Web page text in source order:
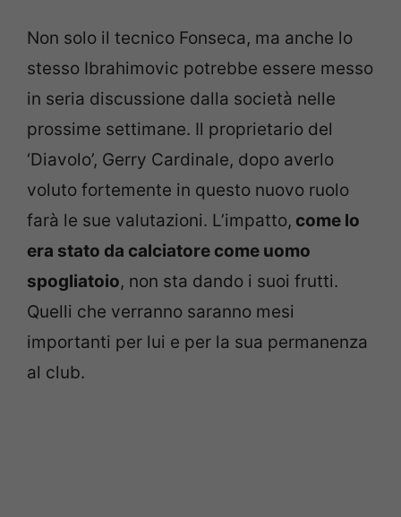
Non solo il tecnico Fonseca, ma anche lo
stesso Ibrahimovic potrebbe essere messo
in seria discussione dalla società nelle
prossime settimane. Il proprietario del
‘Diavolo’, Gerry Cardinale, dopo averlo
voluto fortemente in questo nuovo ruolo
farà le sue valutazioni. L’impatto, come lo
era stato da calciatore come uomo
spogliatoio, non sta dando i suoi frutti.
Quelli che verranno saranno mesi
importanti per lui e per la sua permanenza
al club.